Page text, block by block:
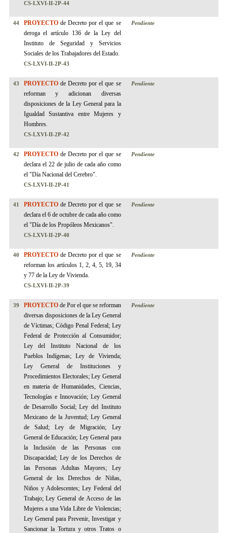
CS-LXVI-II-2P-44
44 PROYECTOde Decreto por el que se
deroga el artículo 136 de la Ley del
Instituto de Seguridad y Servicios
Sociales de los Trabajadores del Estado.
CS-LXVI-II-2P-43
Pendiente
43 PROYECTOde Decreto por el que se
reforman y adicionan diversas
disposiciones de la Ley General para la
Igualdad Sustantiva entre Mujeres y
Hombres.
CS-LXVI-II-2P-42
Pendiente
42 PROYECTOde Decreto por el que se
declara el 22 de julio de cada año como
el "Día Nacional del Cerebro".
CS-LXVI-II-2P-41
Pendiente
41 PROYECTOde Decreto por el que se
declara el 6 de octubre de cada año como
el "Día de los Propóleos Mexicanos".
CS-LXVI-II-2P-40
Pendiente
40 PROYECTOde Decreto por el que se
reforman los artículos 1, 2, 4, 5, 19, 34
y 77 de la Ley de Vivienda.
CS-LXVI-II-2P-39
Pendiente
39 PROYECTOde Por el que se reforman
diversas disposiciones de la Ley General
de Víctimas; Código Penal Federal; Ley
Federal de Protección al Consumidor;
Ley del Instituto Nacional de los
Pueblos Indígenas; Ley de Vivienda;
Ley General de Instituciones y
Procedimientos Electorales; Ley General
en materia de Humanidades, Ciencias,
Tecnologías e Innovación; Ley General
de Desarrollo Social; Ley del Instituto
Mexicano de la Juventud; Ley General
de Salud; Ley de Migración; Ley
General de Educación; Ley General para
la Inclusión de las Personas con
Discapacidad; Ley de los Derechos de
las Personas Adultas Mayores; Ley
General de los Derechos de Niñas,
Niños y Adolescentes; Ley Federal del
Trabajo; Ley General de Acceso de las
Mujeres a una Vida Libre de Violencias;
Ley General para Prevenir, Investigar y
Sancionar la Tortura y otros Tratos o
Pendiente